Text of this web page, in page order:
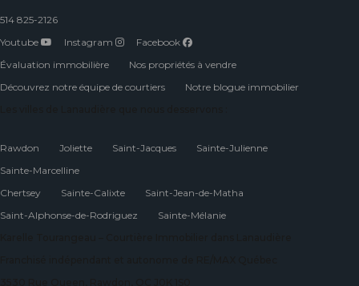
514 825-2126
Youtube
Instagram
Facebook
Évaluation immobilière
Nos propriétés à vendre
Découvrez notre équipe de courtiers
Notre blogue immobilier
Rawdon Joliette Saint-Jacques
Sainte-Julienne
Sainte-Marcelline
Chertsey
Sainte-Calixte
Saint-Jean-de-Matha
Saint-Alphonse-de-Rodriguez
Sainte-Mélanie